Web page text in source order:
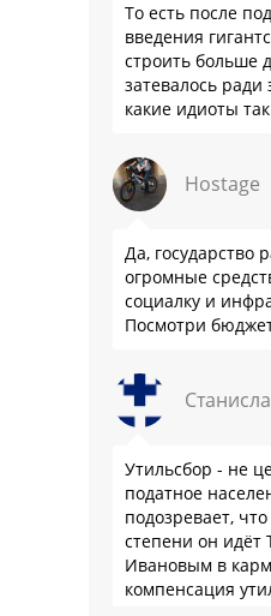
То есть после
введения
строить больше
затевалось ради
какие идиоты
Hostage
Да, государство
огромные
социалку и
Посмотри
Утильсбор - не
податное
подозревает,
степени он идёт
Ивановым в
компенсация